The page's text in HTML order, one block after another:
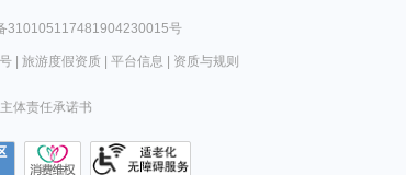
310105117481904230015号
| 旅游度假资质| 平台信息 资质与规则
体责任承诺书